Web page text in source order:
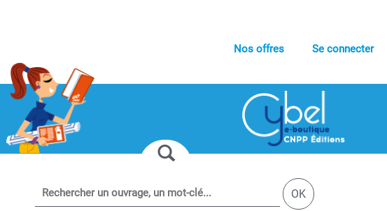
Nos offres Se connecter
OK